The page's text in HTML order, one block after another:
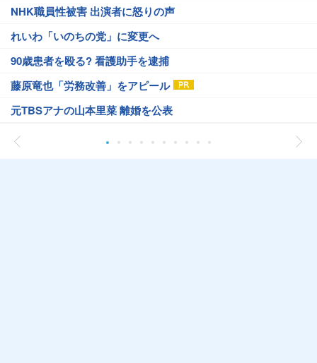
NHK職員性被害 出演者に怒りの声
れいわ「いのちの党」に変更へ
90歳患者を殴る? 看護助手を逮捕
藤原竜也「労務改善」をアピール
元TBSアナの山本里菜 離婚を公表